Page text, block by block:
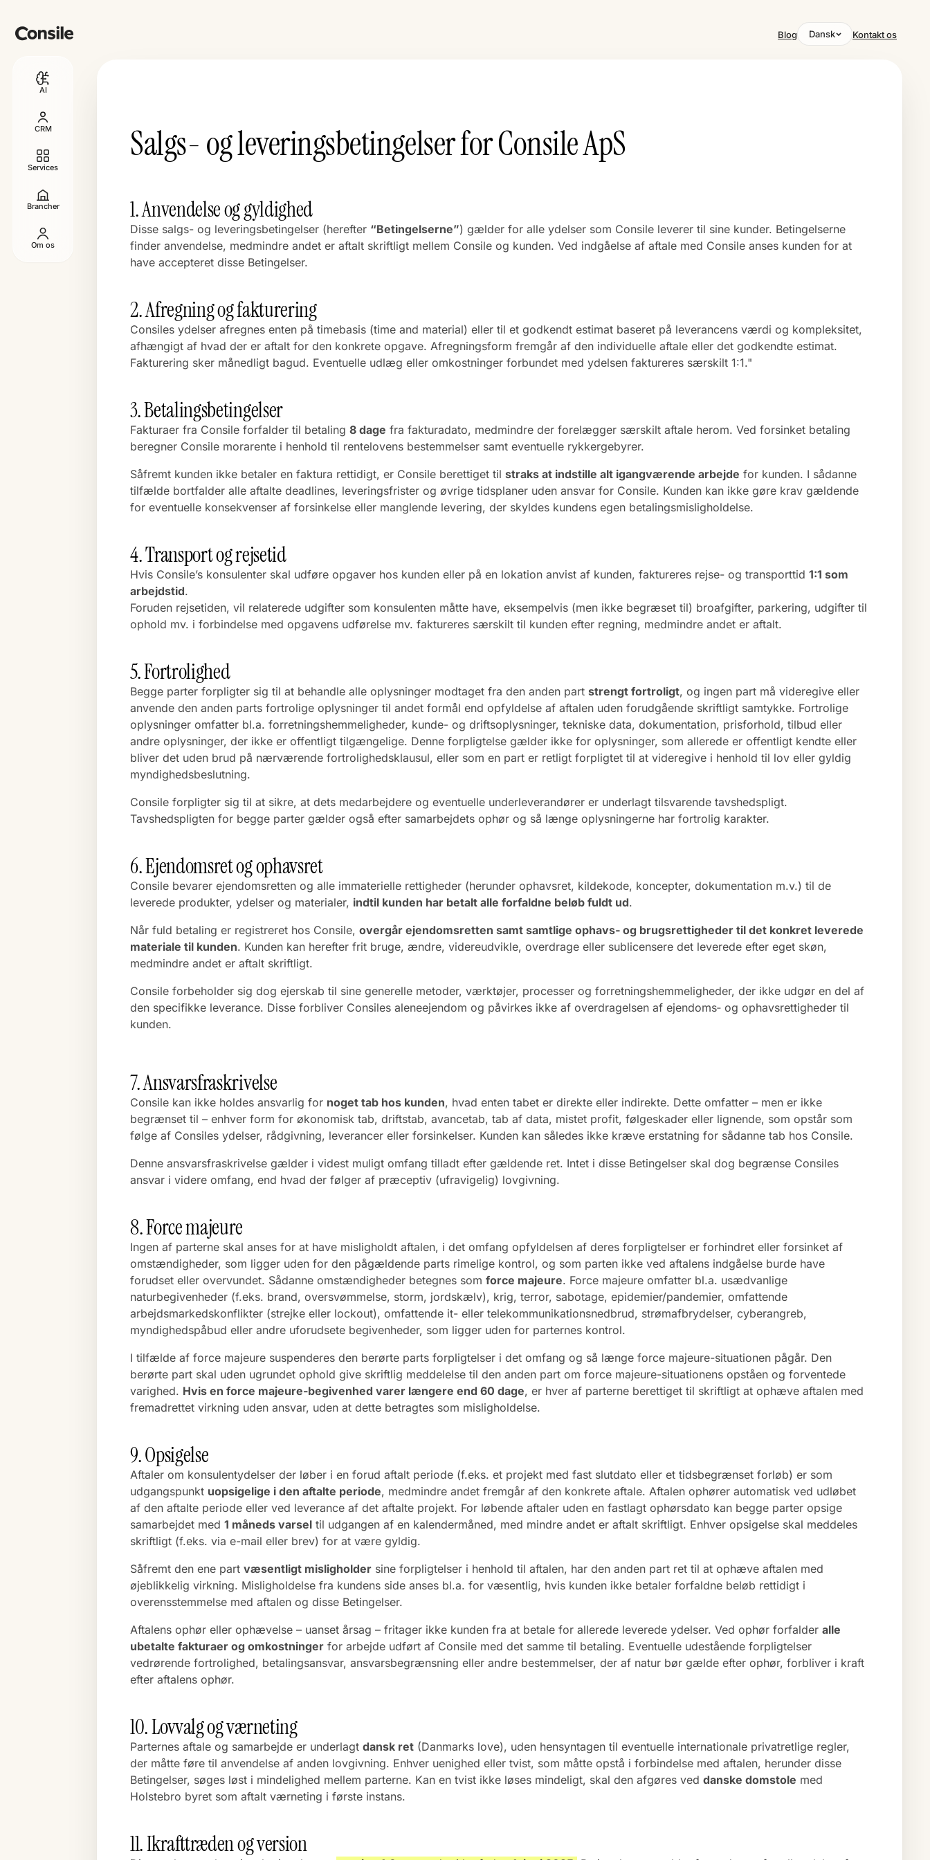
AI
CRM
Services
Brancher
Om os
Blog Dansk Kontakt os
Salgs- og leveringsbetingelser for Consile ApS
1. Anvendelse og gyldighed
Disse salgs- og leveringsbetingelser (herefter “Betingelserne”) gælder for alle ydelser som Consile leverer til sine kunder. Betingelserne
finder anvendelse, medmindre andet er aftalt skriftligt mellem Consile og kunden. Ved indgåelse af aftale med Consile anses kunden for at
have accepteret disse Betingelser.
2. Afregning og fakturering
Consiles ydelser afregnes enten på timebasis (time and material) eller til et godkendt estimat baseret på leverancens værdi og kompleksitet,
afhængigt af hvad der er aftalt for den konkrete opgave. Afregningsform fremgår af den individuelle aftale eller det godkendte estimat.
Fakturering sker månedligt bagud. Eventuelle udlæg eller omkostninger forbundet med ydelsen faktureres særskilt 1:1."
3. Betalingsbetingelser
Fakturaer fra Consile forfalder til betaling 8 dage fra fakturadato, medmindre der forelægger særskilt aftale herom. Ved forsinket betaling
beregner Consile morarente i henhold til rentelovens bestemmelser samt eventuelle rykkergebyrer.
Såfremt kunden ikke betaler en faktura rettidigt, er Consile berettiget til straks at indstille alt igangværende arbejde for kunden. I sådanne
tilfælde bortfalder alle aftalte deadlines, leveringsfrister og øvrige tidsplaner uden ansvar for Consile. Kunden kan ikke gøre krav gældende
for eventuelle konsekvenser af forsinkelse eller manglende levering, der skyldes kundens egen betalingsmisligholdelse.
4. Transport og rejsetid
Hvis Consile’s konsulenter skal udføre opgaver hos kunden eller på en lokation anvist af kunden, faktureres rejse- og transporttid 1:1 som
arbejdstid.
Foruden rejsetiden, vil relaterede udgifter som konsulenten måtte have, eksempelvis (men ikke begræset til) broafgifter, parkering, udgifter til
ophold mv. i forbindelse med opgavens udførelse mv. faktureres særskilt til kunden efter regning, medmindre andet er aftalt.
5. Fortrolighed
Begge parter forpligter sig til at behandle alle oplysninger modtaget fra den anden part strengt fortroligt, og ingen part må videregive eller
anvende den anden parts fortrolige oplysninger til andet formål end opfyldelse af aftalen uden forudgående skriftligt samtykke. Fortrolige
oplysninger omfatter bl.a. forretningshemmeligheder, kunde- og driftsoplysninger, tekniske data, dokumentation, prisforhold, tilbud eller
andre oplysninger, der ikke er offentligt tilgængelige. Denne forpligtelse gælder ikke for oplysninger, som allerede er offentligt kendte eller
bliver det uden brud på nærværende fortrolighedsklausul, eller som en part er retligt forpligtet til at videregive i henhold til lov eller gyldig
myndighedsbeslutning.
Consile forpligter sig til at sikre, at dets medarbejdere og eventuelle underleverandører er underlagt tilsvarende tavshedspligt.
Tavshedspligten for begge parter gælder også efter samarbejdets ophør og så længe oplysningerne har fortrolig karakter.
6. Ejendomsret og ophavsret
Consile bevarer ejendomsretten og alle immaterielle rettigheder (herunder ophavsret, kildekode, koncepter, dokumentation m.v.) til de
leverede produkter, ydelser og materialer, indtil kunden har betalt alle forfaldne beløb fuldt ud.
Når fuld betaling er registreret hos Consile, overgår ejendomsretten samt samtlige ophavs‑ og brugsrettigheder til det konkret leverede
materiale til kunden. Kunden kan herefter frit bruge, ændre, videreudvikle, overdrage eller sublicensere det leverede efter eget skøn,
medmindre andet er aftalt skriftligt.
Consile forbeholder sig dog ejerskab til sine generelle metoder, værktøjer, processer og forretningshemmeligheder, der ikke udgør en del af
den specifikke leverance. Disse forbliver Consiles aleneejendom og påvirkes ikke af overdragelsen af ejendoms‑ og ophavsrettigheder til
kunden.
7. Ansvarsfraskrivelse
Consile kan ikke holdes ansvarlig for noget tab hos kunden, hvad enten tabet er direkte eller indirekte. Dette omfatter – men er ikke
begrænset til – enhver form for økonomisk tab, driftstab, avancetab, tab af data, mistet profit, følgeskader eller lignende, som opstår som
følge af Consiles ydelser, rådgivning, leverancer eller forsinkelser. Kunden kan således ikke kræve erstatning for sådanne tab hos Consile.
Denne ansvarsfraskrivelse gælder i videst muligt omfang tilladt efter gældende ret. Intet i disse Betingelser skal dog begrænse Consiles
ansvar i videre omfang, end hvad der følger af præceptiv (ufravigelig) lovgivning.
8. Force majeure
Ingen af parterne skal anses for at have misligholdt aftalen, i det omfang opfyldelsen af deres forpligtelser er forhindret eller forsinket af
omstændigheder, som ligger uden for den pågældende parts rimelige kontrol, og som parten ikke ved aftalens indgåelse burde have
forudset eller overvundet. Sådanne omstændigheder betegnes som force majeure. Force majeure omfatter bl.a. usædvanlige
naturbegivenheder (f.eks. brand, oversvømmelse, storm, jordskælv), krig, terror, sabotage, epidemier/pandemier, omfattende
arbejdsmarkedskonflikter (strejke eller lockout), omfattende it- eller telekommunikationsnedbrud, strømafbrydelser, cyberangreb,
myndighedspåbud eller andre uforudsete begivenheder, som ligger uden for parternes kontrol.
I tilfælde af force majeure suspenderes den berørte parts forpligtelser i det omfang og så længe force majeure-situationen pågår. Den
berørte part skal uden ugrundet ophold give skriftlig meddelelse til den anden part om force majeure-situationens opståen og forventede
varighed. Hvis en force majeure-begivenhed varer længere end 60 dage, er hver af parterne berettiget til skriftligt at ophæve aftalen med
fremadrettet virkning uden ansvar, uden at dette betragtes som misligholdelse.
9. Opsigelse
Aftaler om konsulentydelser der løber i en forud aftalt periode (f.eks. et projekt med fast slutdato eller et tidsbegrænset forløb) er som
udgangspunkt uopsigelige i den aftalte periode, medmindre andet fremgår af den konkrete aftale. Aftalen ophører automatisk ved udløbet
af den aftalte periode eller ved leverance af det aftalte projekt. For løbende aftaler uden en fastlagt ophørsdato kan begge parter opsige
samarbejdet med 1 måneds varsel til udgangen af en kalendermåned, med mindre andet er aftalt skriftligt. Enhver opsigelse skal meddeles
skriftligt (f.eks. via e-mail eller brev) for at være gyldig.
Såfremt den ene part væsentligt misligholder sine forpligtelser i henhold til aftalen, har den anden part ret til at ophæve aftalen med
øjeblikkelig virkning. Misligholdelse fra kundens side anses bl.a. for væsentlig, hvis kunden ikke betaler forfaldne beløb rettidigt i
overensstemmelse med aftalen og disse Betingelser.
Aftalens ophør eller ophævelse – uanset årsag – fritager ikke kunden fra at betale for allerede leverede ydelser. Ved ophør forfalder alle
ubetalte fakturaer og omkostninger for arbejde udført af Consile med det samme til betaling. Eventuelle udestående forpligtelser
vedrørende fortrolighed, betalingsansvar, ansvarsbegrænsning eller andre bestemmelser, der af natur bør gælde efter ophør, forbliver i kraft
efter aftalens ophør.
10. Lovvalg og værneting
Parternes aftale og samarbejde er underlagt dansk ret (Danmarks love), uden hensyntagen til eventuelle internationale privatretlige regler,
der måtte føre til anvendelse af anden lovgivning. Enhver uenighed eller tvist, som måtte opstå i forbindelse med aftalen, herunder disse
Betingelser, søges løst i mindelighed mellem parterne. Kan en tvist ikke løses mindeligt, skal den afgøres ved danske domstole med
Holstebro byret som aftalt værneting i første instans.
11. Ikrafttræden og version